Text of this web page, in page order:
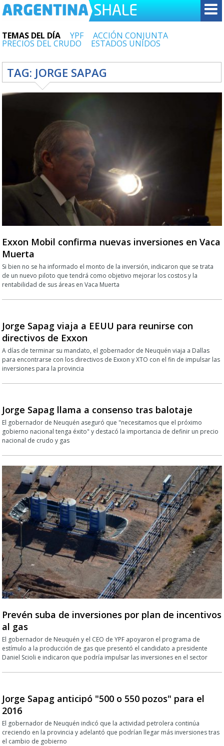
TEMAS DEL DÍA YPF ACCIÓN CONJUNTA
PRECIOS DEL CRUDO ESTADOS UNIDOS
TAG: JORGE SAPAG
Exxon Mobil confirma nuevas inversiones en Vaca
Muerta
Si bien no se ha informado el monto de la inversión, indicaron que se trata
de un nuevo piloto que tendrá como objetivo mejorar los costos y la
rentabilidad de sus áreas en Vaca Muerta
Jorge Sapag viaja a EEUU para reunirse con
directivos de Exxon
A días de terminar su mandato, el gobernador de Neuquén viaja a Dallas
para encontrarse con los directivos de Exxon y XTO con el fin de impulsar las
inversiones para la provincia
Jorge Sapag llama a consenso tras balotaje
El gobernador de Neuquén aseguró que "necesitamos que el próximo
gobierno nacional tenga éxito" y destacó la importancia de definir un precio
nacional de crudo y gas
Prevén suba de inversiones por plan de incentivos
al gas
El gobernador de Neuquén y el CEO de YPF apoyaron el programa de
estímulo a la producción de gas que presentó el candidato a presidente
Daniel Scioli e indicaron que podría impulsar las inversiones en el sector
Jorge Sapag anticipó "500 o 550 pozos" para el
2016
El gobernador de Neuquén indicó que la actividad petrolera continúa
creciendo en la provincia y adelantó que podrían llegar más inversiones tras
el cambio de gobierno